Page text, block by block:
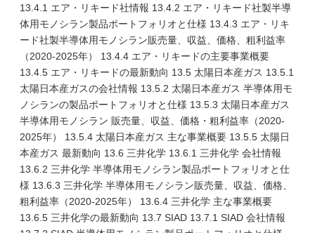
13.4.1 エア・リキード社情報 13.4.2 エア・リキード社製半導
体用モノシラン製品ポートフォリオと仕様 13.4.3 エア・リキ
ード社製半導体用モノシラン販売量、収益、価格、粗利益率
（2020-2025年） 13.4.4 エア・リキードの主要事業概要
13.4.5 エア・リキードの最新動向 13.5 太陽日本産ガス 13.5.1
太陽日本産ガスの会社情報 13.5.2 太陽日本産ガス 半導体用モ
ノシランの製品ポートフォリオと仕様 13.5.3 太陽日本産ガス
半導体用モノシラン 販売量、収益、価格・粗利益率（2020-
2025年） 13.5.4 太陽日本産ガス 主な事業概要 13.5.5 太陽日
本産ガス 最新動向 13.6 三井化学 13.6.1 三井化学 会社情報
13.6.2 三井化学 半導体用モノシラン製品ポートフォリオと仕
様 13.6.3 三井化学 半導体用モノシラン販売量、収益、価格、
粗利益率（2020-2025年） 13.6.4 三井化学 主な事業概要
13.6.5 三井化学の最新動向 13.7 SIAD 13.7.1 SIAD 会社情報